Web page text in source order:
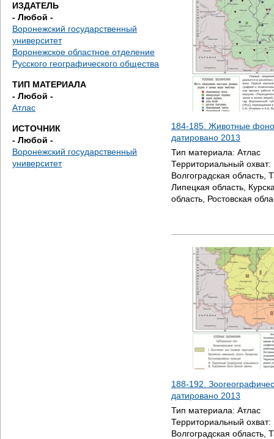
е
с
ь
ИЗДАТЕЛЬ
- Любой -
Воронежский государственный
университет
Воронежское областное отделение
Русского географического общества
ТИП МАТЕРИАЛА
- Любой -
Атлас
ИСТОЧНИК
- Любой -
Воронежский государственный
университет
184-185. Животные
датировано 2013
Тип материала: Атлас
Территориальный охват:
Волгоградская область,
Липецкая область,
область, Ростовская
188-192.
датировано 2013
Тип материала: Атлас
Территориальный охват:
Волгоградская область,